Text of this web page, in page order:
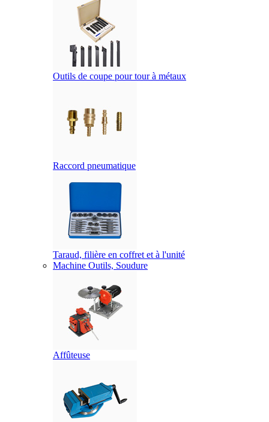
Outils de coupe pour tour à métaux
Raccord pneumatique
Taraud, filière en coffret et à l'unité
Machine Outils, Soudure
Affûteuse